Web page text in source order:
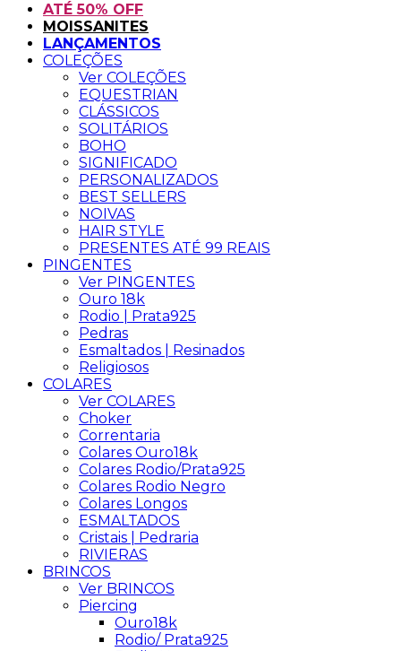
ATÉ 50% OFF
MOISSANITES
LANÇAMENTOS
COLEÇÕES
Ver COLEÇÕES
EQUESTRIAN
CLÁSSICOS
SOLITÁRIOS
BOHO
SIGNIFICADO
PERSONALIZADOS
BEST SELLERS
NOIVAS
HAIR STYLE
PRESENTES ATÉ 99 REAIS
PINGENTES
Ver PINGENTES
Ouro 18k
Rodio | Prata925
Pedras
Esmaltados | Resinados
Religiosos
COLARES
Ver COLARES
Choker
Correntaria
Colares Ouro18k
Colares Rodio/Prata925
Colares Rodio Negro
Colares Longos
ESMALTADOS
Cristais | Pedraria
RIVIERAS
BRINCOS
Ver BRINCOS
Piercing
Ouro18k
Rodio/ Prata925